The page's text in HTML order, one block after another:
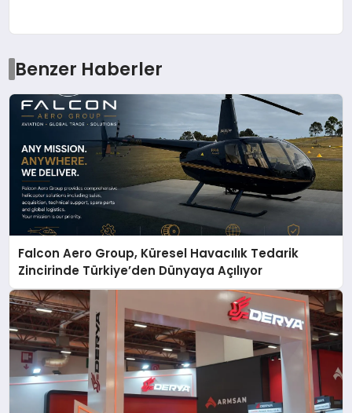
Benzer Haberler
Falcon Aero Group, Küresel Havacılık Tedarik
Zincirinde Türkiye’den Dünyaya Açılıyor